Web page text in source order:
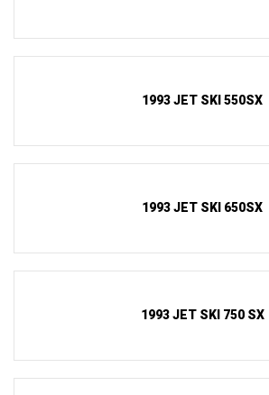
1993 JET SKI 550SX
1993 JET SKI 650SX
1993 JET SKI 750 SX